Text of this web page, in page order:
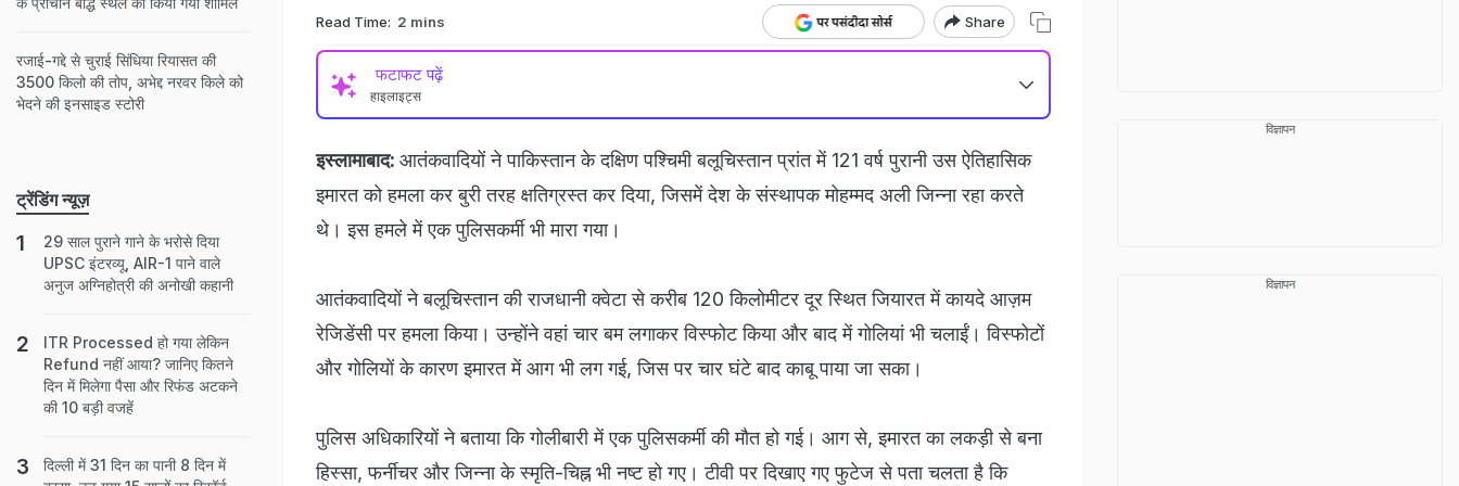
Read Time: 2 mins Share
फटाफट पढ़ें
हाइलाइट्स
इस्लामाबाद: आतंकवादियों ने पाकिस्तान के दक्षिण पश्चिमी बलूचिस्तान प्रांत में 121 वर्ष पुरानी उस ऐतिहासिक
इमारत को हमला कर बुरी तरह क्षतिग्रस्त कर दिया, जिसमें देश के संस्थापक मोहम्मद अली जिन्ना रहा करते
थे। इस हमले में एक पुलिसकर्मी भी मारा गया।
आतंकवादियों ने बलूचिस्तान की राजधानी क्वेटा से करीब 120 किलोमीटर दूर स्थित जियारत में कायदे आज़म
रेजिडेंसी पर हमला किया। उन्होंने वहां चार बम लगाकर विस्फोट किया और बाद में गोलियां भी चलाईं। विस्फोटों
और गोलियों के कारण इमारत में आग भी लग गई, जिस पर चार घंटे बाद काबू पाया जा सका।
पुलिस अधिकारियों ने बताया कि गोलीबारी में एक पुलिसकर्मी की मौत हो गई। आग से, इमारत का लकड़ी से बना
हिस्सा, फर्नीचर और जिन्ना के स्मृति-चिह्न भी नष्ट हो गए। टीवी पर दिखाए गए फुटेज से पता चलता है कि
रजाई-गद्दे से चुराई सिंधिया रियासत की
3500 किलो की तोप, अभेद्द नरवर किले को
भेदने की इनसाइड स्टोरी
ट्रेंडिंग न्यूज़
29 साल पुराने गाने के भरोसे दिया
UPSC इंटरव्यू, AIR-1 पाने वाले
अनुज अग्निहोत्री की अनोखी कहानी
ITR Processed हो गया लेकिन
Refund नहीं आया? जानिए कितने
दिन में मिलेगा पैसा और रिफंड अटकने
की 10 बड़ी वजहें
दिल्ली में 31 दिन का पानी 8 दिन में
विज्ञापन
विज्ञापन